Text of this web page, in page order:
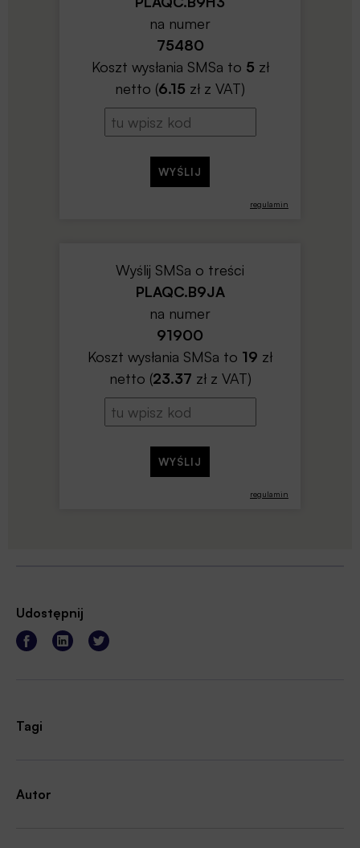
regulamin
na numer
75480
Koszt wysłania SMSa to 5 zł
netto (6.15 zł z VAT)
regulamin
Wyślij SMSa o treści
PLAQC.B9JA
na numer
91900
Koszt wysłania SMSa to 19 zł
netto (23.37 zł z VAT)
Udostępnij
Tagi
Autor